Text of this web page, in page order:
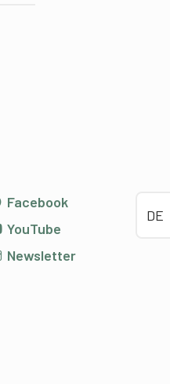
Facebook
YouTube
Newsletter